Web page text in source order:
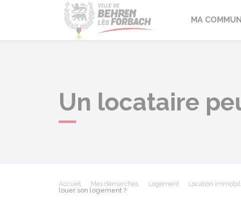
Behren-lès-
MA
Un locataire
Accueil Mes démarches Logement Location
louer son logement ?